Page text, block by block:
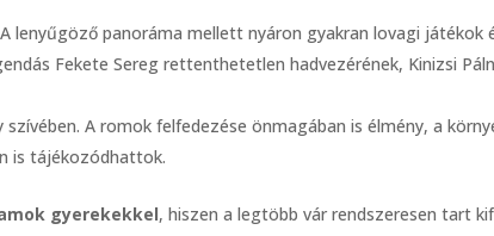
lenyűgöző panoráma mellett nyáron gyakran lovagi
Fekete Sereg rettenthetetlen hadvezérének, Kinizsi
szívében. A romok felfedezése önmagában is élmény, a
is tájékozódhattok.
gyerekekkel, hiszen a legtöbb vár rendszeresen tart